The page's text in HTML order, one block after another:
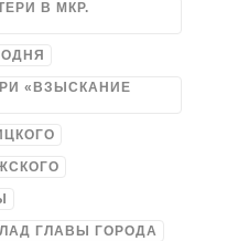
В МКР.
«ВЗЫСКАНИЕ
ГЛАВЫ ГОРОДА